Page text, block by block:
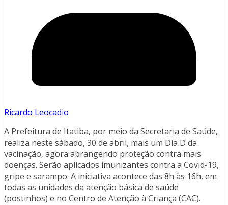
Ricardo Leocadio
A Prefeitura de Itatiba, por meio da Secretaria de Saúde,
realiza neste sábado, 30 de abril, mais um Dia D da
vacinação, agora abrangendo proteção contra mais
doenças. Serão aplicados imunizantes contra a Covid-19,
gripe e sarampo. A iniciativa acontece das 8h às 16h, em
todas as unidades da atenção básica de saúde
(postinhos) e no Centro de Atenção à Criança (CAC).